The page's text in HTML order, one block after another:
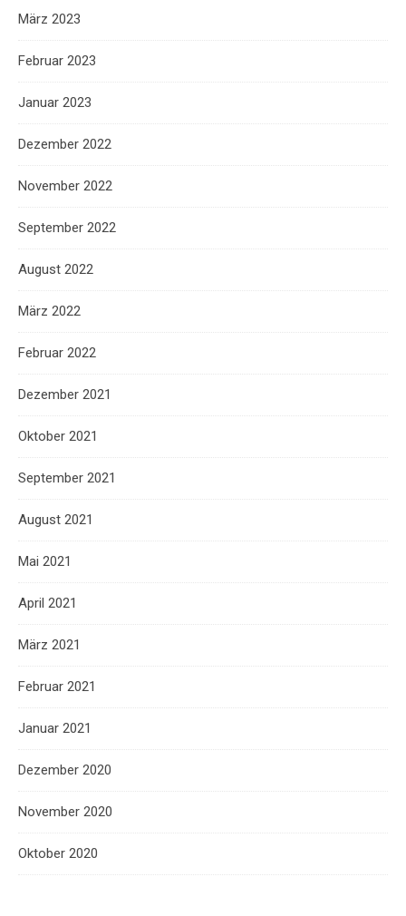
März 2023
Februar 2023
Januar 2023
Dezember 2022
November 2022
September 2022
August 2022
März 2022
Februar 2022
Dezember 2021
Oktober 2021
September 2021
August 2021
Mai 2021
April 2021
März 2021
Februar 2021
Januar 2021
Dezember 2020
November 2020
Oktober 2020